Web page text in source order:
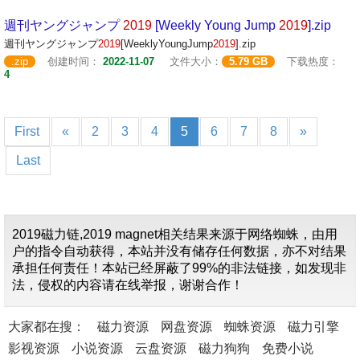
週刊ヤングジャンプ 2019 [Weekly Young Jump 2019].zip
週刊ヤングジャンプ2019[WeeklyYoungJump2019].zip
.zip
创建时间： 2022-11-07 文件大小： 5.79 GB
下载热度：
4
First « 2 3 4 5 6 7 8 »
Last
2019磁力链,2019 magnet相关结果来源于网络蜘蛛，由用
户的指令自动获得，本站并没有储存任何数据，亦不对结果
承担任何责任！本站已经屏蔽了99%的非法链接，如发现非
法，侵权的内容请在线举报，谢谢合作！
大家都在搜： 磁力资源 网盘资源 蜘蛛资源
磁力引擎
影视资源
小说资源 云盘资源 磁力狗狗 免费小说